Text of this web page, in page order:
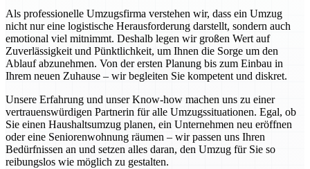
Als professionelle Umzugsfirma verstehen wir, dass ein Umzug
nicht nur eine logistische Herausforderung darstellt, sondern auch
emotional viel mitnimmt. Deshalb legen wir großen Wert auf
Zuverlässigkeit und Pünktlichkeit, um Ihnen die Sorge um den
Ablauf abzunehmen. Von der ersten Planung bis zum Einbau in
Ihrem neuen Zuhause – wir begleiten Sie kompetent und diskret.
Unsere Erfahrung und unser Know-how machen uns zu einer
vertrauenswürdigen Partnerin für alle Umzugssituationen. Egal, ob
Sie einen Haushaltsumzug planen, ein Unternehmen neu eröffnen
oder eine Seniorenwohnung räumen – wir passen uns Ihren
Bedürfnissen an und setzen alles daran, den Umzug für Sie so
reibungslos wie möglich zu gestalten.